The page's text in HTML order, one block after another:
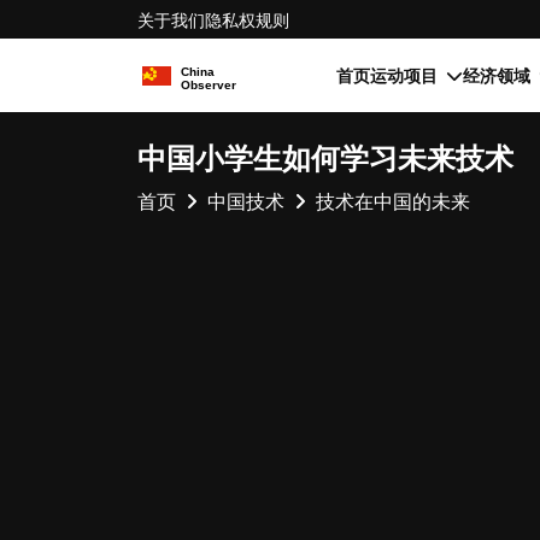
关于我们隐私权规则
首页运动项目 经济领域
中国小学生如何学习未来技术
首页 中国技术 技术在中国的未来